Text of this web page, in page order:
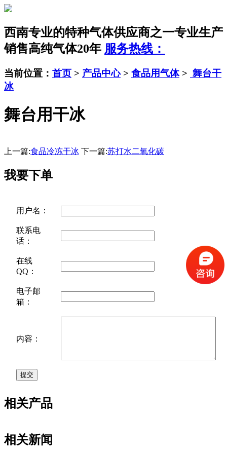
西南专业的特种气体供应商之一专业生产
销售高纯气体20年 服务热线：
当前位置： 首页 > 产品中心> 食品用气体> 舞台干
冰
舞台用干冰
上一篇:食品冷冻干冰 下一篇:苏打水二氧化碳
我要下单
用户名：
联系电
话：
在线
QQ：
电子邮
箱：
内容：
相关产品
相关新闻